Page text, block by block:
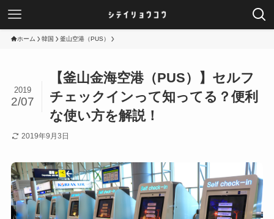
ホーム 韓国 釜山空港（PUS）
【釜山金海空港（PUS）】セルフ
チェックインって知ってる？便利
な使い方を解説！
2019
2/07
2019年9月3日